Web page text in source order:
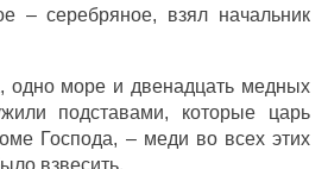
– серебряное, взял начальник
одно море и двенадцать медных
подставами, которые царь
Господа, – меди во всех этих
взвесить.